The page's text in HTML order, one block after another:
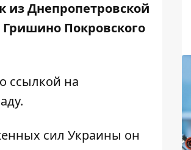
из Днепропетровской
Гришино Покровского
ссылкой на
сил Украины он